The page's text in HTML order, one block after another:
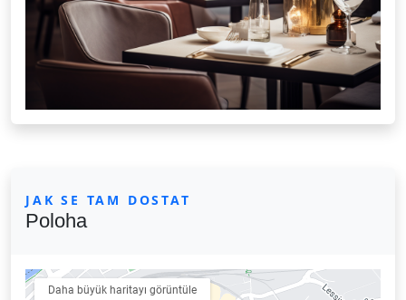
JAK SE TAM DOSTAT
Poloha